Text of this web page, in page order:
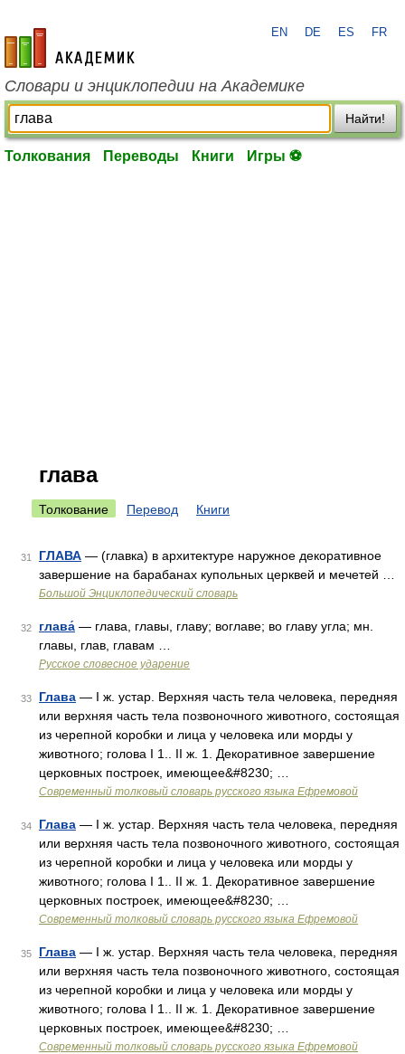
academic.ru
EN DE ES FR
Словари и энциклопедии на Академике
Найти!
Толкования Переводы Книги Игры ⚽
глава
Толкование Перевод Книги
31 ГЛАВА — (главка) в архитектуре наружное декоративное
завершение на барабанах купольных церквей и мечетей …
Большой Энциклопедический словарь
32 глава́ — глава, главы, главу; воглаве; во главу угла; мн.
главы, глав, главам …
Русское словесное ударение
33 Глава — I ж. устар. Верхняя часть тела человека, передняя
или верхняя часть тела позвоночного животного, состоящая
из черепной коробки и лица у человека или морды у
животного; голова I 1.. II ж. 1. Декоративное завершение
церковных построек, имеющее&#8230; …
Современный толковый словарь русского языка Ефремовой
34 Глава — I ж. устар. Верхняя часть тела человека, передняя
или верхняя часть тела позвоночного животного, состоящая
из черепной коробки и лица у человека или морды у
животного; голова I 1.. II ж. 1. Декоративное завершение
церковных построек, имеющее&#8230; …
Современный толковый словарь русского языка Ефремовой
35 Глава — I ж. устар. Верхняя часть тела человека, передняя
или верхняя часть тела позвоночного животного, состоящая
из черепной коробки и лица у человека или морды у
животного; голова I 1.. II ж. 1. Декоративное завершение
церковных построек, имеющее&#8230; …
Современный толковый словарь русского языка Ефремовой